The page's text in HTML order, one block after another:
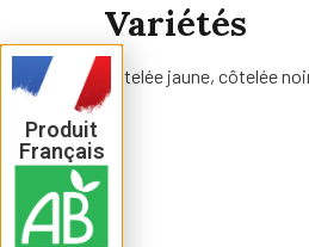
Variétés
côtelée jaune, côtelée
Produit
Français